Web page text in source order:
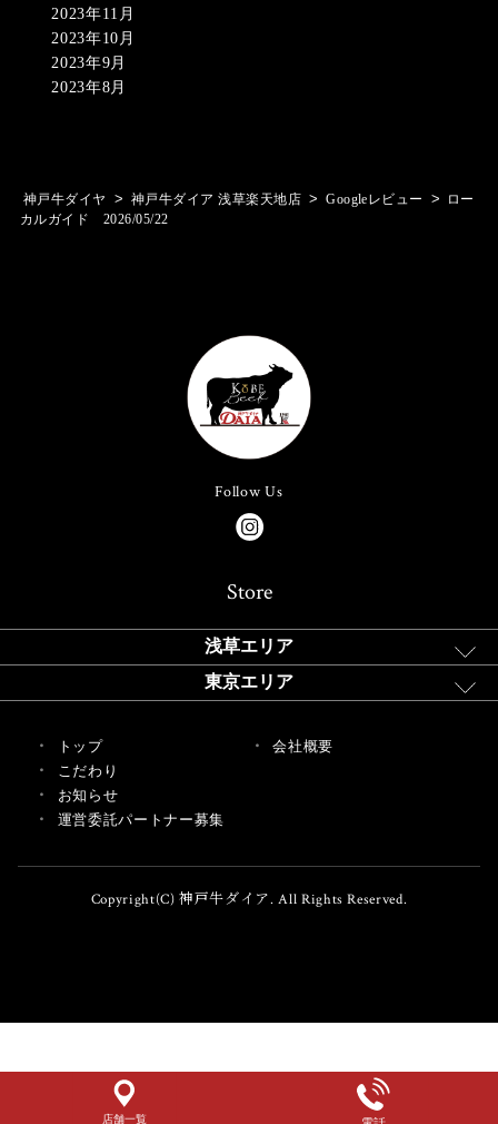
2023年11月
2023年10月
2023年9月
2023年8月
神戸牛ダイヤ > 神戸牛ダイア 浅草楽天地店 > Googleレビュー >
ロー
カルガイド 2026/05/22
Follow Us
Store
浅草エリア
東京エリア
トップ
こだわり
お知らせ
運営委託パートナー募集
会社概要
Copyright(C) 神戸牛ダイア. All Rights Reserved.